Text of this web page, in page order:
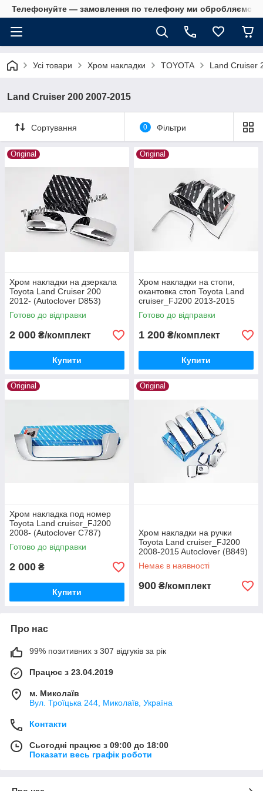
Телефонуйте — замовлення по телефону ми обробляємо в
Усі товари Хром накладки TOYOTA Land Cruiser
Land Cruiser 200 2007-2015
Сортування 0 Фільтри
Original
Хром накладки на дзеркала
Toyota Land Cruiser 200
2012- (Autoclover D853)
Готово до відправки
2 000 ₴/комплект
Купити
Original
Хром накладки на стопи,
окантовка стоп Toyota Land
cruiser_FJ200 2013-2015
(Autoclover C839)
Готово до відправки
1 200 ₴/комплект
Купити
Original
Хром накладка под номер
Toyota Land cruiser_FJ200
2008- (Autoclover C787)
Готово до відправки
2 000 ₴
Купити
Original
Хром накладки на ручки
Toyota Land cruiser_FJ200
2008-2015 Autoclover (B849)
Немає в наявності
900 ₴/комплект
Про нас
99% позитивних з 307 відгуків за рік
Працює з 23.04.2019
м. Миколаїв
Вул. Троїцька 244, Миколаїв, Україна
Контакти
Сьогодні працює з 09:00 до 18:00
Показати весь графік роботи